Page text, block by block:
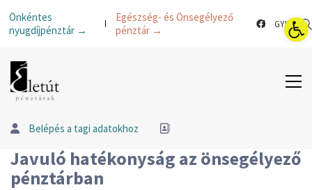
Önkéntes
nyugdíjpénztár →
Egészség- és Önsegélyező
pénztár →
GYIK
Belépés a tagi adatokhoz
Javuló hatékonyság az önsegélyező
pénztárban